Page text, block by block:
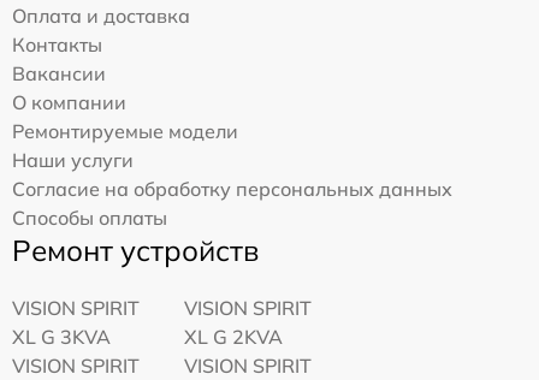
Оплата и доставка
Контакты
Вакансии
О компании
Ремонтируемые модели
Наши услуги
Согласие на обработку персональных данных
Способы оплаты
Ремонт устройств
VISION SPIRIT
XL G 3KVA
VISION SPIRIT
XL G 2KVA
VISION SPIRIT
VISION SPIRIT